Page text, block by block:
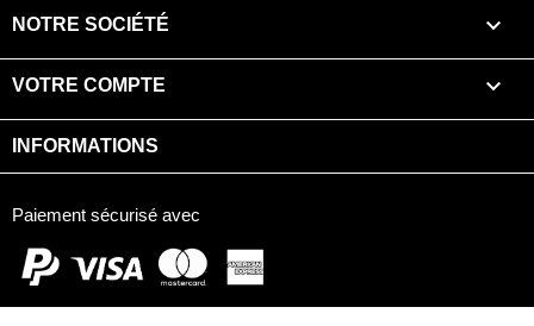
NOTRE SOCIÉTÉ 
VOTRE COMPTE 
INFORMATIONS
Paiement sécurisé avec